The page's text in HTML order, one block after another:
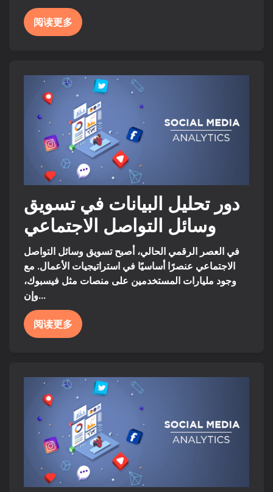
阅读更多
دور تحليل البيانات في تسويق
وسائل التواصل الاجتماعي
في العصر الرقمي الحالي، أصبح تسويق وسائل التواصل
الاجتماعي عنصرًا أساسيًا في استراتيجيات الأعمال. مع
وجود مليارات المستخدمين على منصات مثل فيسبوك،
وإن...
阅读更多